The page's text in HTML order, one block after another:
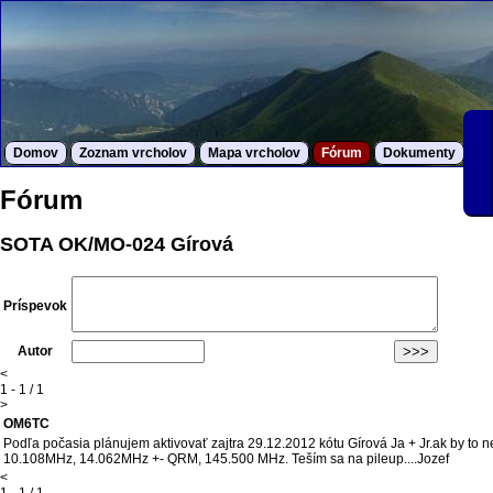
Domov Zoznam vrcholov Mapa vrcholov Fórum Dokumenty
Fórum
SOTA OK/MO-024 Gírová
Príspevok
Autor
<
1 - 1 / 1
>
OM6TC
Podľa počasia plánujem aktivovať zajtra 29.12.2012 kótu Gírová Ja + Jr.ak by to
10.108MHz, 14.062MHz +- QRM, 145.500 MHz. Teším sa na pileup....Jozef
<